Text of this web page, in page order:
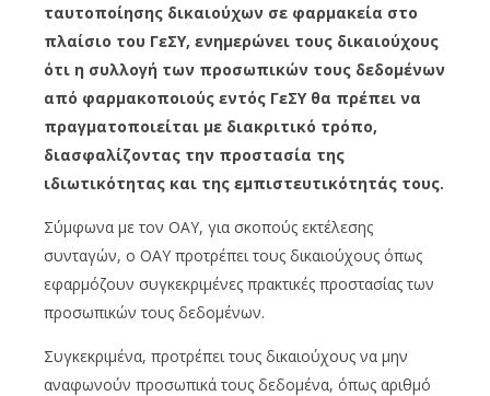
ταυτοποίησης δικαιούχων σε φαρμακεία στο
πλαίσιο του ΓεΣΥ, ενημερώνει τους δικαιούχους
ότι η συλλογή των προσωπικών τους δεδομένων
από φαρμακοποιούς εντός ΓεΣΥ θα πρέπει να
πραγματοποιείται με διακριτικό τρόπο,
διασφαλίζοντας την προστασία της
ιδιωτικότητας και της εμπιστευτικότητάς τους.
Σύμφωνα με τον ΟΑΥ, για σκοπούς εκτέλεσης
συνταγών, ο ΟΑΥ προτρέπει τους δικαιούχους όπως
εφαρμόζουν συγκεκριμένες πρακτικές προστασίας των
προσωπικών τους δεδομένων.
Συγκεκριμένα, προτρέπει τους δικαιούχους να μην
αναφωνούν προσωπικά τους δεδομένα, όπως αριθμό